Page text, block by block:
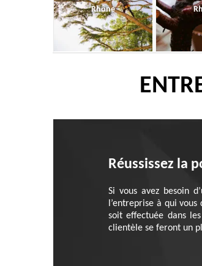
Rhône
Réussissez la
Si vous avez besoin
l’entreprise à qui
soit effectuée dans
clientèle se feront un